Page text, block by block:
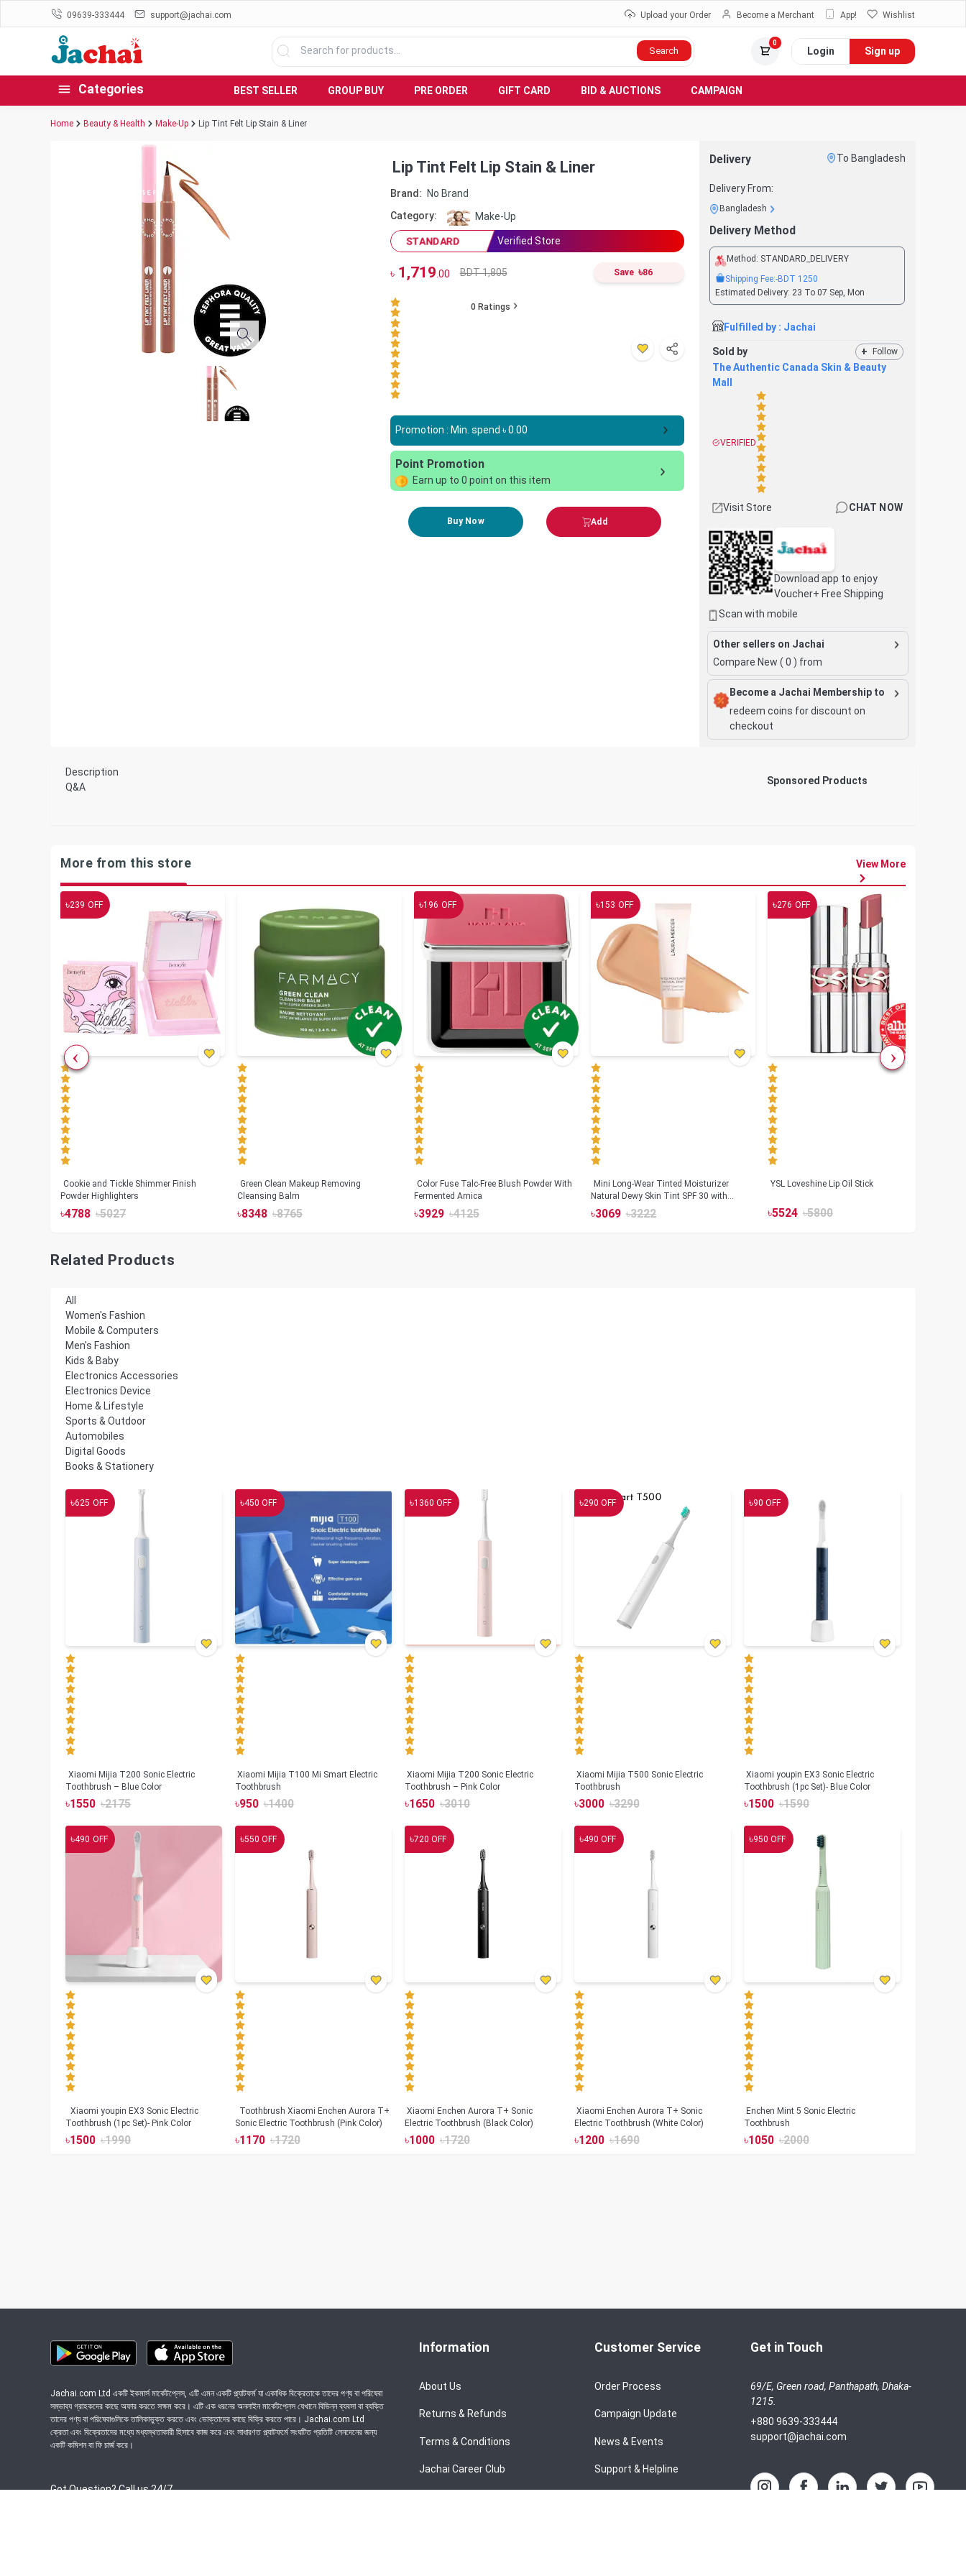
09639-333444 support@jachai.com Upload your Order Become a Merchant App! Wishlist
Search
0
Login Sign up
Categories BEST SELLER GROUP BUY PRE ORDER GIFT CARD BID & AUCTIONS CAMPAIGN
Home Beauty & Health Make-Up Lip Tint Felt Lip Stain & Liner
Lip Tint Felt Lip Stain & Liner
Brand:
No Brand
Category:
Make-Up
STANDARD Verified Store
৳1,719 .00 BDT 1,805 Save ৳86
0 Ratings
Promotion : Min. spend ৳0.00
Point Promotion
Earn up to 0 point on this item
Buy Now Add
Delivery To Bangladesh
Delivery From:
Bangladesh
Delivery Method
Method: STANDARD_DELIVERY
Shipping Fee:-BDT 1250
Estimated Delivery: 23 To 07 Sep, Mon
Fulfilled by : Jachai
Sold by + Follow
The Authentic Canada Skin & Beauty
Mall
VERIFIED
Visit Store CHAT NOW
Download app to enjoy
Voucher+ Free Shipping
Scan with mobile
Other sellers on Jachai
Compare New ( 0 ) from
Become a Jachai Membership to
redeem coins for discount on
checkout
Description
Q&A
Sponsored Products
More from this store View More
৳239 OFF
Cookie and Tickle Shimmer Finish
Powder Highlighters
৳4788 ৳5027
Green Clean Makeup Removing
Cleansing Balm
৳8348 ৳8765
৳196 OFF
Color Fuse Talc-Free Blush Powder With
Fermented Arnica
৳3929 ৳4125
৳153 OFF
Mini Long-Wear Tinted Moisturizer
Natural Dewy Skin Tint SPF 30 with
Hyaluronic Acid
৳3069 ৳3222
৳276 OFF
YSL Loveshine Lip Oil Stick
৳5524 ৳5800
Related Products
All
Women's Fashion
Mobile & Computers
Men's Fashion
Kids & Baby
Electronics Accessories
Electronics Device
Home & Lifestyle
Sports & Outdoor
Automobiles
Digital Goods
Books & Stationery
৳625 OFF
Xiaomi Mijia T200 Sonic Electric
Toothbrush – Blue Color
৳1550 ৳2175
৳450 OFF
Xiaomi Mijia T100 Mi Smart Electric
Toothbrush
৳950 ৳1400
৳1360 OFF
Xiaomi Mijia T200 Sonic Electric
Toothbrush – Pink Color
৳1650 ৳3010
৳290 OFF
Xiaomi Mijia T500 Sonic Electric
Toothbrush
৳3000 ৳3290
৳90 OFF
Xiaomi youpin EX3 Sonic Electric
Toothbrush (1pc Set)- Blue Color
৳1500 ৳1590
৳490 OFF
Toothbrush (1pc Set)- Pink Color
৳1500 ৳1990
৳550 OFF
Toothbrush Xiaomi Enchen Aurora T+
Sonic Electric Toothbrush (Pink Color)
৳1170 ৳1720
৳720 OFF
Xiaomi Enchen Aurora T+ Sonic
Electric Toothbrush (Black Color)
৳1000 ৳1720
৳490 OFF
Xiaomi Enchen Aurora T+ Sonic
Electric Toothbrush (White Color)
৳1200 ৳1690
৳950 OFF
Enchen Mint 5 Sonic Electric
Toothbrush
৳1050 ৳2000
Jachai.com Ltd একটি ইকমার্স মার্কেটপ্লেস, এটি এমন একটি প্ল্যাটফর্ম যা একাধিক বিক্রেতাকে তাদের পণ্য বা পরিষেবা
সম্ভাব্য গ্রাহকদের কাছে অফার করতে সক্ষম করে। এটি এক ধরনের অনলাইন মার্কেটপ্লেস যেখানে বিভিন্ন ব্যবসা বা ব্যক্তি
তাদের পণ্য বা পরিষেবাগুলিকে তালিকাভুক্ত করতে এবং ভোক্তাদের কাছে বিক্রি করতে পারে। Jachai.com Ltd
ক্রেতা এবং বিক্রেতাদের মধ্যে মধ্যস্থতাকারী হিসাবে কাজ করে এবং সাধারণত প্ল্যাটফর্মে সংঘটিত প্রতিটি লেনদেনের জন্য
একটি কমিশন বা ফি চার্জ করে।
Got Question? Call us 24/7
Information
About Us
Returns & Refunds
Terms & Conditions
Jachai Career Club
Customer Service
Order Process
Campaign Update
News & Events
Support & Helpline
Get in Touch
69/E, Green road, Panthapath, Dhaka-
1215.
+880 9639-333444
support@jachai.com